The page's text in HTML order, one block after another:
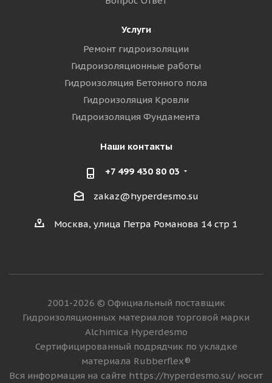
Услуги
Ремонт гидроизоляции
Гидроизоляционные работы
Гидроизоляция Бетонного пола
Гидроизоляция Кровли
Гидроизоляция Фундамента
Наши контакты
+7 499 430 80 03
zakaz@hyperdesmo.su
Москва, улица Петра Романова 14 стр 1
2001-2026 © Официальный поставщик
Гидроизоляционных материалов торговой марки
Alchimica Hyperdesmo
Сертифицированный подрядчик по укладке
материала Rubberflex®
Вся информация на сайте https://hyperdesmo.su/ носит